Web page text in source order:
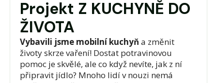
Projekt Z KUCHYNĚ DO
ŽIVOTA
Vybavili jsme mobilní kuchyň a změnit
životy skrze vaření! Dostat potravinovou
pomoc je skvělé, ale co když nevíte, jak z ní
připravit jídlo? Mnoho lidí v nouzi nemá